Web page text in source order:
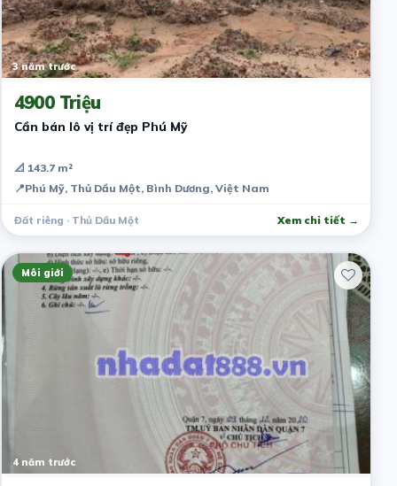
3 năm trước
4900 Triệu
Cần bán lô vị trí đẹp Phú Mỹ
📐 143.7 m²
📍Phú Mỹ, Thủ Dầu Một, Bình Dương, Việt Nam
Đất riêng · Thủ Dầu Một Xem chi tiết →
Môi giới
4 năm trước